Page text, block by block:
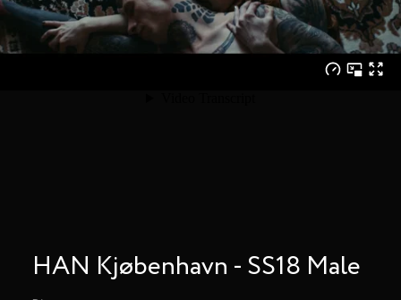
HAN Kjøbenhavn - SS18 Male